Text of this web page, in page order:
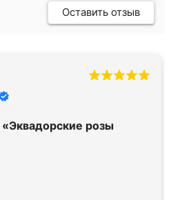
Оставить отзыв
«Эквадорские розы